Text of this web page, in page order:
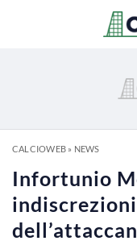
CALCIOWEB» NEWS
Infortunio